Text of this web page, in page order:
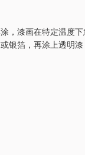
，漆画在特定温度
银箔，再涂上透明